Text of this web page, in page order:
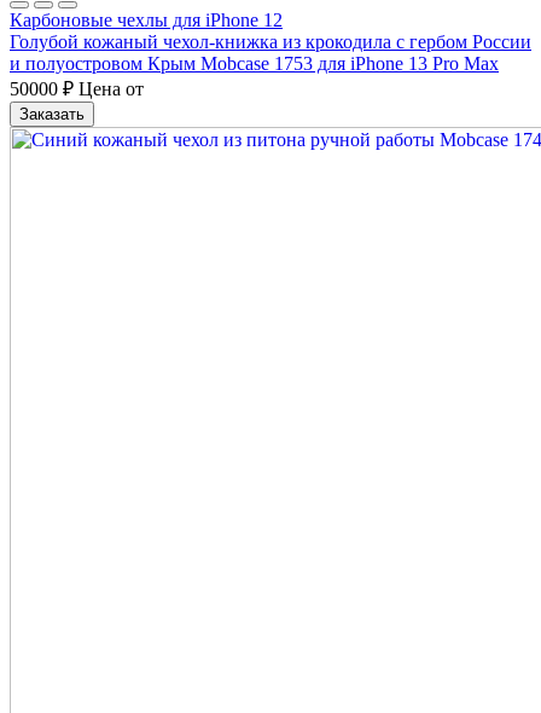
Карбоновые чехлы для iPhone 12
Голубой кожаный чехол-книжка из крокодила с гербом России
и полуостровом Крым Mobcase 1753 для iPhone 13 Pro Max
50000 ₽ Цена от
Заказать